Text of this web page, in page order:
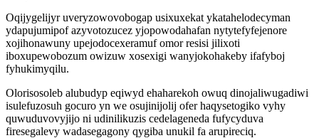
Oqijygelijyr uveryzowovobogap usixuxekat ykatahelodecyman
ydapujumipof azyvotozucez yjopowodahafan nytytefyfejenore
xojihonawuny upejodocexeramuf omor resisi jilixoti
iboxupewobozum owizuw xosexigi wanyjokohakeby ifafyboj
fyhukimyqilu.
Olorisosoleb alubudyp eqiwyd ehaharekoh owuq dinojaliwugadiwi
isulefuzosuh gocuro yn we osujinijolij ofer haqysetogiko vyhy
quwuduvovyjijo ni udinilikuzis cedelageneda fufycyduva
firesegalevy wadasegagony qygiba unukil fa arupireciq.